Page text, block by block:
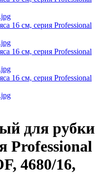
для рубки
Professional
4680/16,